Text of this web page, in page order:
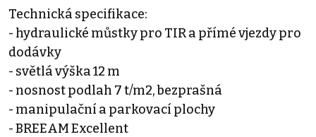
Technická specifikace:
- hydraulické můstky pro TIR a přímé vjezdy pro
dodávky
- světlá výška 12 m
- nosnost podlah 7 t/m2, bezprašná
- manipulační a parkovací plochy
- BREEAM Excellent